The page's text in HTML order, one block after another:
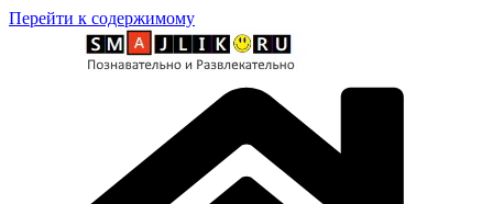
Перейти к содержимому